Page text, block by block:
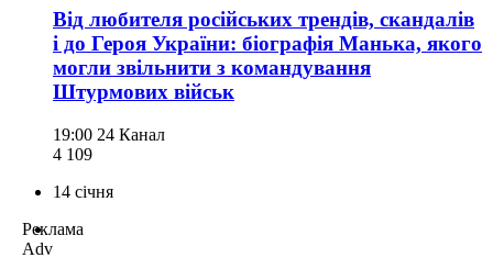
Від любителя російських трендів, скандалів
і до Героя України: біографія Манька, якого
могли звільнити з командування
Штурмових військ
19:00 24 Канал
4 109
14 січня
Реклама
Adv